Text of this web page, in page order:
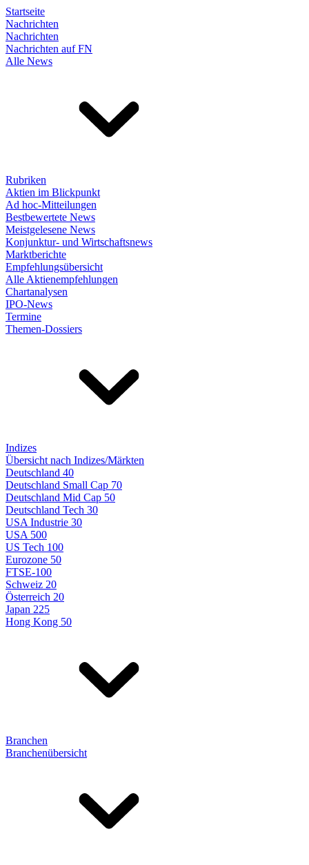
Startseite
Nachrichten
Nachrichten
Nachrichten auf FN
Alle News
Rubriken
Aktien im Blickpunkt
Ad hoc-Mitteilungen
Bestbewertete News
Meistgelesene News
Konjunktur- und Wirtschaftsnews
Marktberichte
Empfehlungsübersicht
Alle Aktienempfehlungen
Chartanalysen
IPO-News
Termine
Themen-Dossiers
Indizes
Übersicht nach Indizes/Märkten
Deutschland 40
Deutschland Small Cap 70
Deutschland Mid Cap 50
Deutschland Tech 30
USA Industrie 30
USA 500
US Tech 100
Eurozone 50
FTSE-100
Schweiz 20
Österreich 20
Japan 225
Hong Kong 50
Branchen
Branchenübersicht